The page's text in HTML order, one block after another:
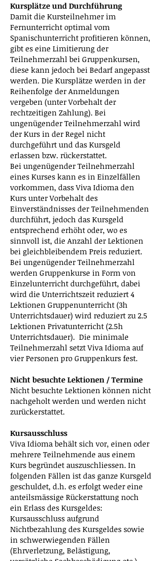
Kursplätze und Durchführung
Damit die Kursteilnehmer im
Fernunterricht optimal vom
Spanischunterricht profitieren können,
gibt es eine Limitierung der
Teilnehmerzahl bei Gruppenkursen,
diese kann jedoch bei Bedarf angepasst
werden. Die Kursplätze werden in der
Reihenfolge der Anmeldungen
vergeben (unter Vorbehalt der
rechtzeitigen Zahlung). Bei
ungenügender Teilnehmerzahl wird
der Kurs in der Regel nicht
durchgeführt und das Kursgeld
erlassen bzw. rückerstattet.
Bei ungenügender Teilnehmerzahl
eines Kurses kann es in Einzelfällen
vorkommen, dass Viva Idioma den
Kurs unter Vorbehalt des
Einverständnisses der Teilnehmenden
durchführt, jedoch das Kursgeld
entsprechend erhöht oder, wo es
sinnvoll ist, die Anzahl der Lektionen
bei gleichbleibendem Preis reduziert.
Bei ungenügender Teilnehmerzahl
werden Gruppenkurse in Form von
Einzelunterricht durchgeführt, dabei
wird die Unterrichtszeit reduziert 4
Lektionen Gruppenunterricht (3h
Unterrichtsdauer) wird reduziert zu 2.5
Lektionen Privatunterricht (2.5h
Unterrichtsdauer). Die minimale
Teilnehmerzahl setzt Viva Idioma auf
vier Personen pro Gruppenkurs fest.
Nicht besuchte Lektionen / Termine
Nicht besuchte Lektionen können nicht
nachgeholt werden und werden nicht
zurückerstattet.
Kursausschluss
Viva Idioma behält sich vor, einen oder
mehrere Teilnehmende aus einem
Kurs begründet auszuschliessen. In
folgenden Fällen ist das ganze Kursgeld
geschuldet, d.h. es erfolgt weder eine
anteilsmässige Rückerstattung noch
ein Erlass des Kursgeldes:
Kursausschluss aufgrund
Nichtbezahlung des Kursgeldes sowie
in schwerwiegenden Fällen
(Ehrverletzung, Belästigung,